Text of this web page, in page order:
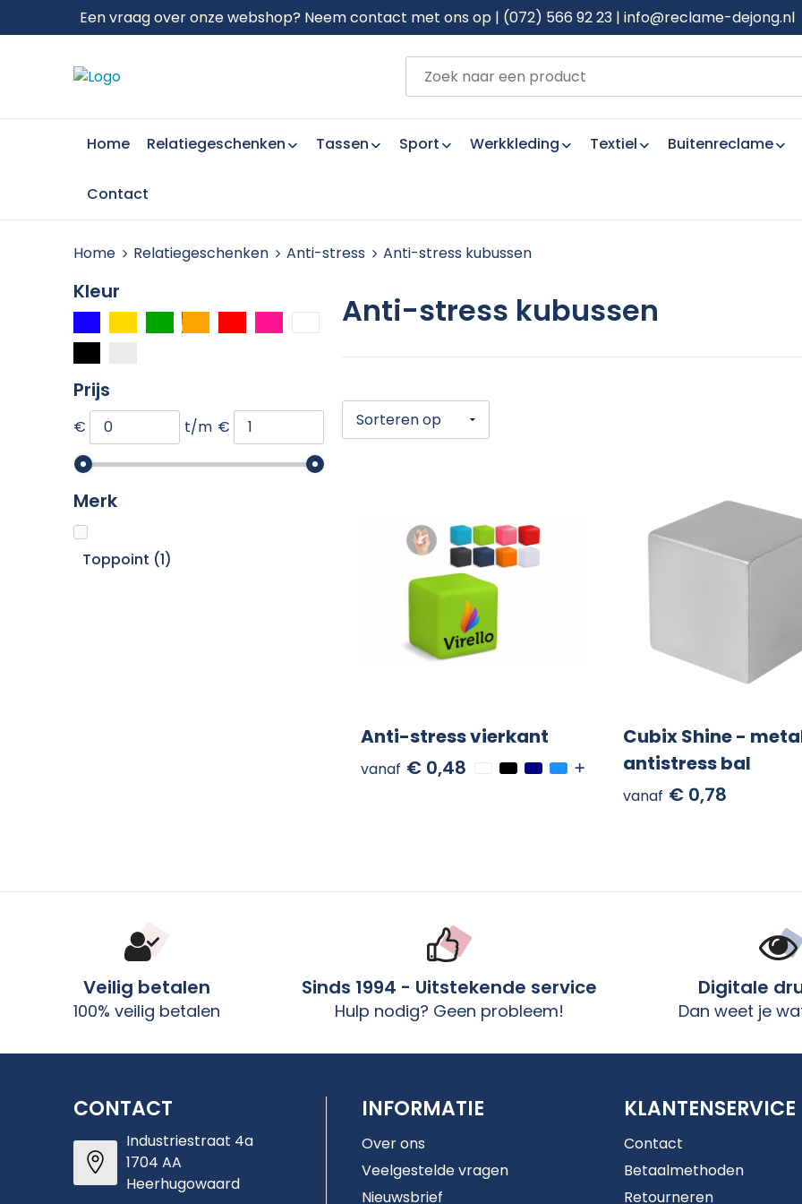
Een vraag over onze webshop? Neem contact met ons op | (072) 566 92 23 | info@reclame-dejong.nl
Home Relatiegeschenken Tassen Sport Werkkleding Textiel Buitenreclame
Contact
Home Relatiegeschenken Anti-stress Anti-stress kubussen
Kleur
Prijs
€ t/m €
Merk
Toppoint (1)
Anti-stress kubussen
Anti-stress vierkant
vanaf € 0,48
Cubix Shine -
antistress bal
vanaf € 0,78
Veilig betalen
100% veilig betalen
Sinds 1994 - Uitstekende service
Hulp nodig? Geen probleem!
Digitale
Dan weet je
CONTACT
Industriestraat 4a
1704 AA
Heerhugowaard
INFORMATIE
Over ons
Veelgestelde vragen
Nieuwsbrief
KLANTENSERVICE
Contact
Betaalmethoden
Retourneren